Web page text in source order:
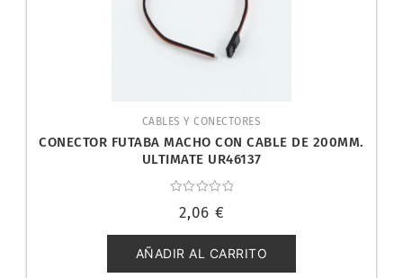
CABLES Y CONECTORES
CONECTOR FUTABA MACHO CON CABLE DE 200MM.
ULTIMATE UR46137
con
de
5
2,06 €
AÑADIR AL CARRITO